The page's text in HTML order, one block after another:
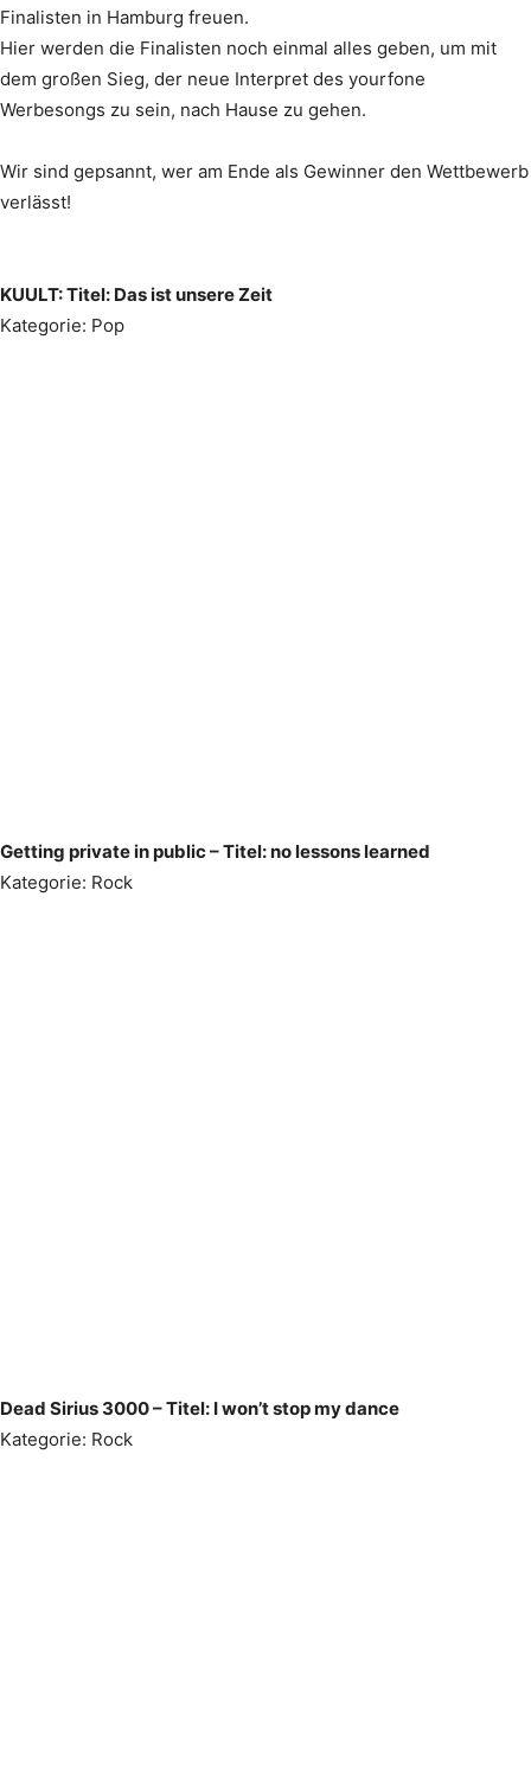
Finalisten in Hamburg freuen.
Hier werden die Finalisten noch einmal alles geben, um mit
dem großen Sieg, der neue Interpret des yourfone
Werbesongs zu sein, nach Hause zu gehen.
Wir sind gepsannt, wer am Ende als Gewinner den Wettbewerb
verlässt!
KUULT: Titel: Das ist unsere Zeit
Kategorie: Pop
Getting private in public – Titel: no lessons learned
Kategorie: Rock
Dead Sirius 3000 – Titel: I won’t stop my dance
Kategorie: Rock